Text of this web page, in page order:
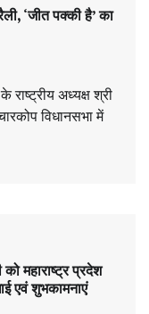
‘जीत पक्की है’ का
राष्ट्रीय अध्यक्ष श्री
विधानसभा में
को महाराष्ट्र प्रदेश
एवं शुभकामनाएं
महास्वराज पार्टी ने